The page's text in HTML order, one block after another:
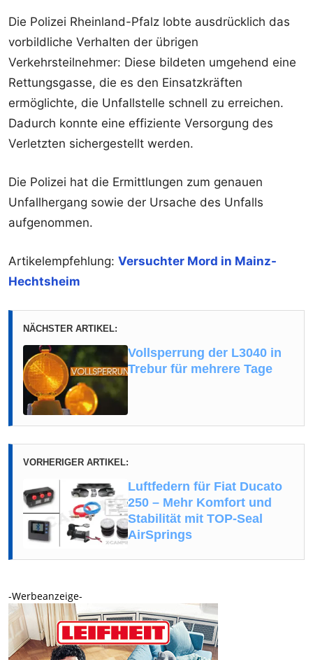
Die Polizei Rheinland-Pfalz lobte ausdrücklich das
vorbildliche Verhalten der übrigen
Verkehrsteilnehmer: Diese bildeten umgehend eine
Rettungsgasse, die es den Einsatzkräften
ermöglichte, die Unfallstelle schnell zu erreichen.
Dadurch konnte eine effiziente Versorgung des
Verletzten sichergestellt werden.
Die Polizei hat die Ermittlungen zum genauen
Unfallhergang sowie der Ursache des Unfalls
aufgenommen.
Artikelempfehlung: Versuchter Mord in Mainz-
Hechtsheim
NÄCHSTER ARTIKEL:
Vollsperrung der L3040 in
Trebur für mehrere Tage
VORHERIGER ARTIKEL:
Luftfedern für Fiat Ducato
250 – Mehr Komfort und
Stabilität mit TOP-Seal
AirSprings
-Werbeanzeige-